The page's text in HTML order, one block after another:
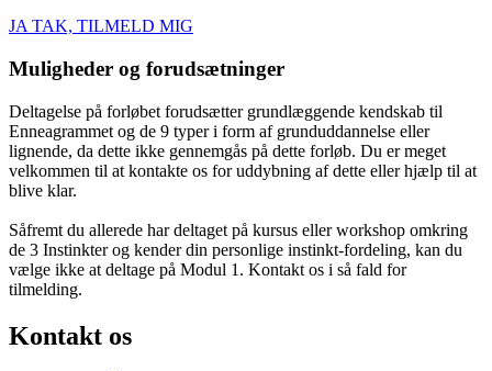
JA TAK, TILMELD MIG
Muligheder og forudsætninger
Deltagelse på forløbet forudsætter grundlæggende kendskab til
Enneagrammet og de 9 typer i form af grunduddannelse eller
lignende, da dette ikke gennemgås på dette forløb. Du er meget
velkommen til at kontakte os for uddybning af dette eller hjælp til at
blive klar.
Såfremt du allerede har deltaget på kursus eller workshop omkring
de 3 Instinkter og kender din personlige instinkt-fordeling, kan du
vælge ikke at deltage på Modul 1. Kontakt os i så fald for
tilmelding.
Kontakt os